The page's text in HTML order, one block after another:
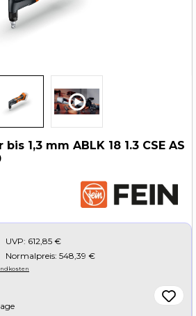
1,3 mm ABLK 18 1.3 CSE AS
UVP: 612,85 €
Normalpreis: 548,39 €